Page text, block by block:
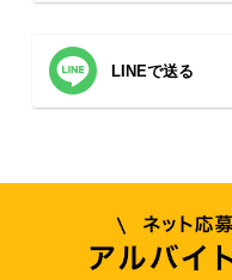
LINEで送る